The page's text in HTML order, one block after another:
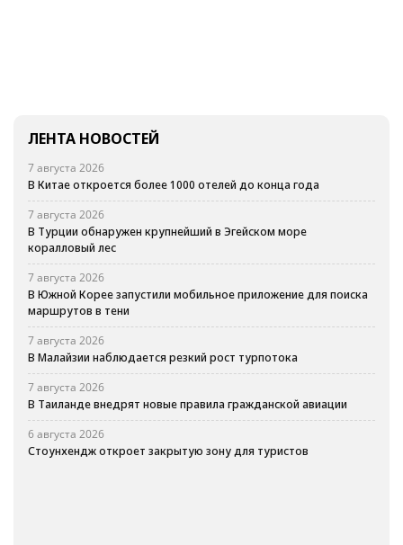
ЛЕНТА НОВОСТЕЙ
7 августа 2026
В Китае откроется более 1000 отелей до конца года
7 августа 2026
В Турции обнаружен крупнейший в Эгейском море
коралловый лес
7 августа 2026
В Южной Корее запустили мобильное приложение для поиска
маршрутов в тени
7 августа 2026
В Малайзии наблюдается резкий рост турпотока
7 августа 2026
В Таиланде внедрят новые правила гражданской авиации
6 августа 2026
Стоунхендж откроет закрытую зону для туристов